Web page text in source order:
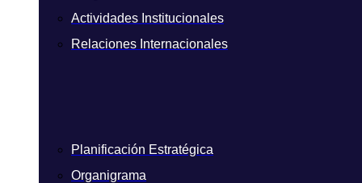
Actividades Institucionales
Relaciones Internacionales
Planificación Estratégica
Organigrama